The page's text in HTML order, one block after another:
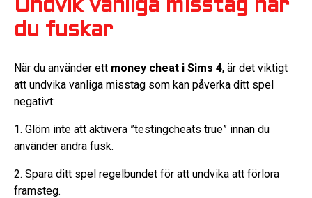
Undvik vanliga misstag när
du fuskar
När du använder ett money cheat i Sims 4, är det viktigt
att undvika vanliga misstag som kan påverka ditt spel
negativt:
1. Glöm inte att aktivera ”testingcheats true” innan du
använder andra fusk.
2. Spara ditt spel regelbundet för att undvika att förlora
framsteg.